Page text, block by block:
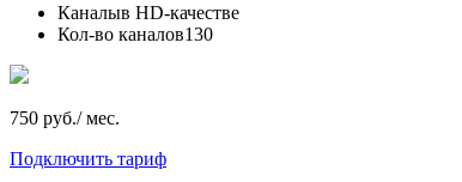
Каналыв HD-качестве
Кол-во каналов130
750 руб./ мес.
Подключить тариф